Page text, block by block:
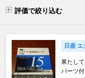
評価で絞り込む
日産
果たし
パーツ